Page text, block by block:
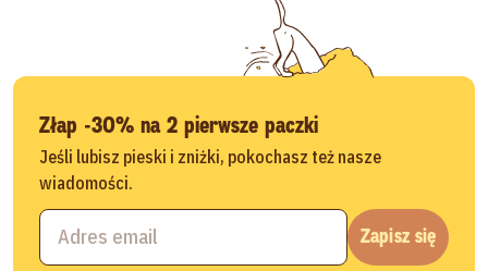
Złap -30% na 2 pierwsze paczki
Jeśli lubisz pieski i zniżki, pokochasz też nasze
wiadomości.
Zapisz się